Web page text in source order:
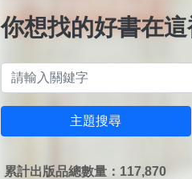
你想找的好書在這
主題搜尋
累計出版品總數量：117,870